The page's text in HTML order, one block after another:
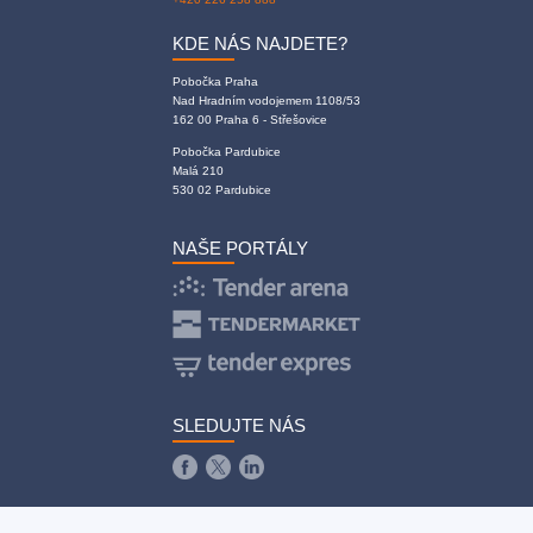
KDE NÁS NAJDETE?
Pobočka Praha
Nad Hradním vodojemem 1108/53
162 00 Praha 6 - Střešovice
Pobočka Pardubice
Malá 210
530 02 Pardubice
NAŠE PORTÁLY
SLEDUJTE NÁS